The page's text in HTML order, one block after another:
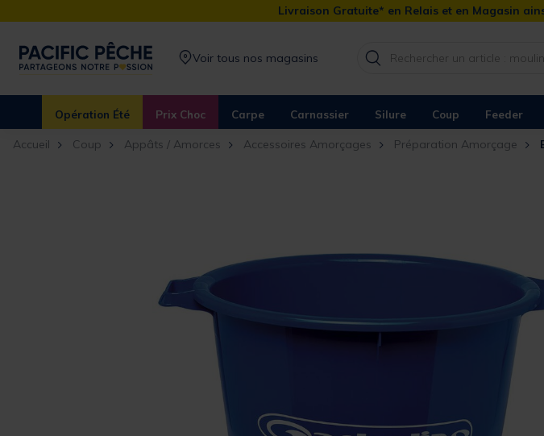
Livraison Gratuite* en Relais et en Magasin
Voir tous nos magasins
Opération Été Prix Choc Carpe Carnassier Silure Coup Feeder
Accueil Coup Appâts / Amorces Accessoires Amorçages Préparation Amorçage